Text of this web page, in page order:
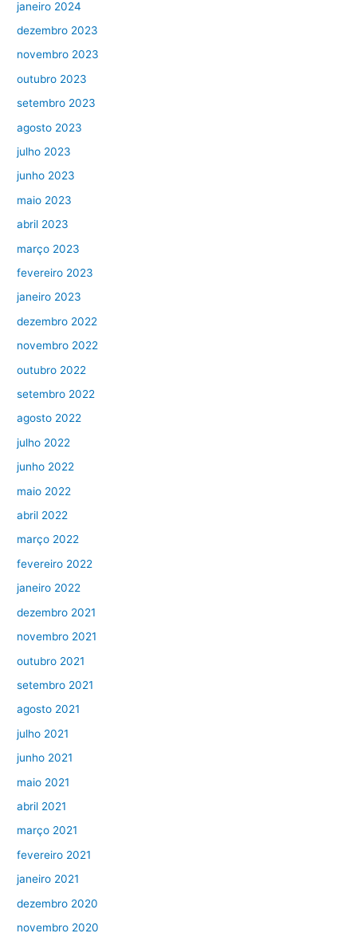
janeiro 2024
dezembro 2023
novembro 2023
outubro 2023
setembro 2023
agosto 2023
julho 2023
junho 2023
maio 2023
abril 2023
março 2023
fevereiro 2023
janeiro 2023
dezembro 2022
novembro 2022
outubro 2022
setembro 2022
agosto 2022
julho 2022
junho 2022
maio 2022
abril 2022
março 2022
fevereiro 2022
janeiro 2022
dezembro 2021
novembro 2021
outubro 2021
setembro 2021
agosto 2021
julho 2021
junho 2021
maio 2021
abril 2021
março 2021
fevereiro 2021
janeiro 2021
dezembro 2020
novembro 2020